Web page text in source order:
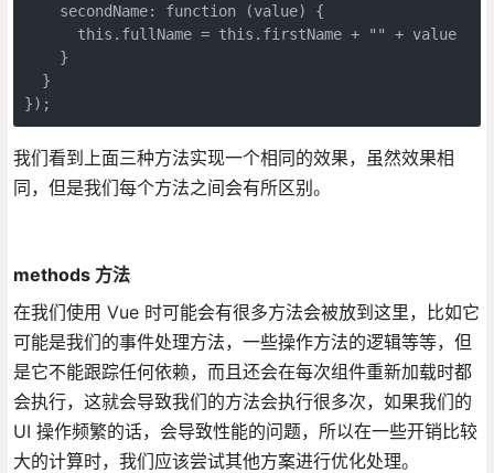
    secondName: function (value) {
      this.fullName = this.firstName + "" + value
    }
  }
});
我们看到上面三种方法实现一个相同的效果，虽然效果相
同，但是我们每个方法之间会有所区别。
methods 方法
在我们使用 Vue 时可能会有很多方法会被放到这里，比如它
可能是我们的事件处理方法，一些操作方法的逻辑等等，但
是它不能跟踪任何依赖，而且还会在每次组件重新加载时都
会执行，这就会导致我们的方法会执行很多次，如果我们的
UI 操作频繁的话，会导致性能的问题，所以在一些开销比较
大的计算时，我们应该尝试其他方案进行优化处理。